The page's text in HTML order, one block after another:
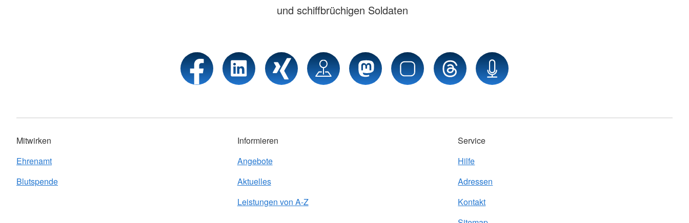
und schiffbrüchigen Soldaten
Mitwirken
Ehrenamt
Blutspende
Informieren
Angebote
Aktuelles
Leistungen von A-Z
Service
Hilfe
Adressen
Kontakt